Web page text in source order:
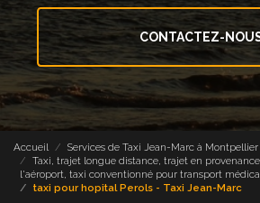
CONTACTEZ-
Accueil
Services de Taxi Jean-Marc à
Taxi, trajet longue distance, trajet en
l'aéroport, taxi conventionné pour transport
taxi pour hopital Perols - Taxi Jean-Marc